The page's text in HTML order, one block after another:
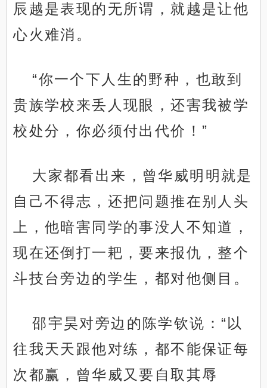
辰越是表现的无所谓，就越是让他
心火难消。
“你一个下人生的野种，也敢到
贵族学校来丢人现眼，还害我被学
校处分，你必须付出代价！”
大家都看出来，曾华威明明就是
自己不得志，还把问题推在别人头
上，他暗害同学的事没人不知道，
现在还倒打一耙，要来报仇，整个
斗技台旁边的学生，都对他侧目。
邵宇昊对旁边的陈学钦说：“以
往我天天跟他对练，都不能保证每
次都赢，曾华威又要自取其辱